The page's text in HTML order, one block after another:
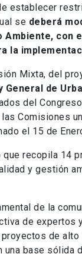
establecer
se deberá
Ambiente, con
la
Mixta, del
de
del
Comisiones
el 15 de
recopila 14
y gestión
de la
de expertos
de alto
base sólida